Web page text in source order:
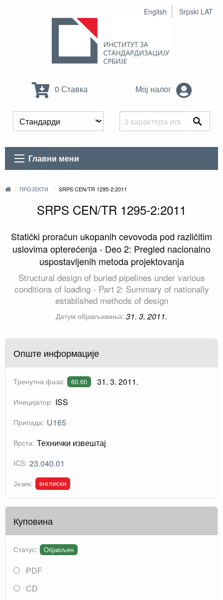
English Srpski LAT
0 Ставка Мој налог
Главни мени
ПРОЈЕКТИ SRPS CEN/TR 1295-2:2011
SRPS CEN/TR 1295-2:2011
Statički proračun ukopanih cevovoda pod različitim
uslovima opterećenja - Deo 2: Pregled nacionalno
uspostavljenih metoda projektovanja
Structural design of buried pipelines under various
conditions of loading - Part 2: Summary of nationally
established methods of design
Датум објављивања: 31. 3. 2011.
Опште информације
Тренутна фаза: 60.60 31. 3. 2011.
Иницијатор: ISS
Припада: U165
Врста: Технички извештај
ICS: 23.040.01
Језик: енглески
Куповина
Статус: Објављен
PDF
CD